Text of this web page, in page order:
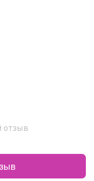
отзыв